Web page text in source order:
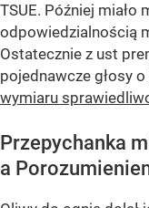
TSUE. Później miało
odpowiedzialnością
Ostatecznie z ust
pojednawcze głosy o
wymiaru
Przepychanka
a